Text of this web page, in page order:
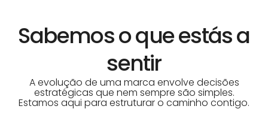
Sabemos o que estás a
sentir
A evolução de uma marca envolve decisões
estratégicas que nem sempre são simples.
Estamos aqui para estruturar o caminho contigo.